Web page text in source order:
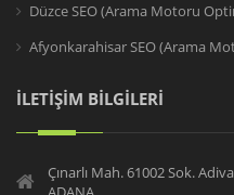
Düzce SEO (Arama Motoru
Afyonkarahisar SEO (Arama
İLETİŞİM BİLGİLERİ
Çınarlı Mah. 61002 Sok.